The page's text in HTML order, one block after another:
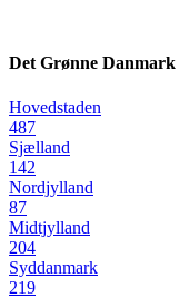
Det Grønne Danmark
Hovedstaden
487
Sjælland
142
Nordjylland
87
Midtjylland
204
Syddanmark
219